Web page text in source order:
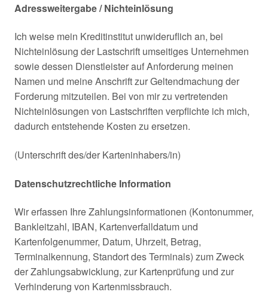
Adressweitergabe / Nichteinlösung
Ich weise mein Kreditinstitut unwideruflich an, bei
Nichteinlösung der Lastschrift umseitiges Unternehmen
sowie dessen Dienstleister auf Anforderung meinen
Namen und meine Anschrift zur Geltendmachung der
Forderung mitzuteilen. Bei von mir zu vertretenden
Nichteinlösungen von Lastschriften verpflichte ich mich,
dadurch entstehende Kosten zu ersetzen.
(Unterschrift des/der Karteninhabers/in)
Datenschutzrechtliche Information
Wir erfassen Ihre Zahlungsinformationen (Kontonummer,
Bankleitzahl, IBAN, Kartenverfalldatum und
Kartenfolgenummer, Datum, Uhrzeit, Betrag,
Terminalkennung, Standort des Terminals) zum Zweck
der Zahlungsabwicklung, zur Kartenprüfung und zur
Verhinderung von Kartenmissbrauch.